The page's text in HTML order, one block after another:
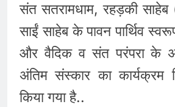
संत सतरामधाम, रहड़की साहेब
साईं साहेब के पावन पार्थिव
और वैदिक व संत परंपरा के
अंतिम संस्कार का कार्यक्रम
किया गया है..